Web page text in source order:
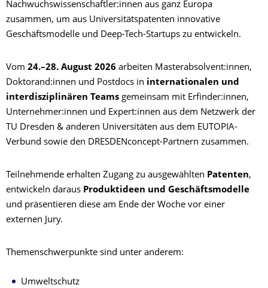
Nachwuchswissenschaftler:innen aus ganz Europa
zusammen, um aus Universitätspatenten innovative
Geschäftsmodelle und Deep-Tech-Startups zu entwickeln.
Vom 24.–28. August 2026 arbeiten Masterabsolvent:innen,
Doktorand:innen und Postdocs in internationalen und
interdisziplinären Teams gemeinsam mit Erfinder:innen,
Unternehmer:innen und Expert:innen aus dem Netzwerk der
TU Dresden & anderen Universitäten aus dem EUTOPIA-
Verbund sowie den DRESDENconcept-Partnern zusammen.
Teilnehmende erhalten Zugang zu ausgewählten Patenten,
entwickeln daraus Produktideen und Geschäftsmodelle
und präsentieren diese am Ende der Woche vor einer
externen Jury.
Themenschwerpunkte sind unter anderem:
Umweltschutz